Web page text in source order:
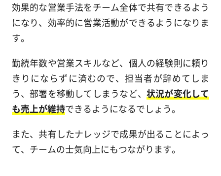
効果的な営業手法をチーム全体で共有できるよう
になり、効率的に営業活動ができるようになりま
す。
勤続年数や営業スキルなど、個人の経験則に頼り
きりにならずに済むので、担当者が辞めてしま
う、部署を移動してしまうなど、 状況が変化して
も売上が維持できるようになるでしょう。
また、共有したナレッジで成果が出ることによっ
て、チームの士気向上にもつながります。